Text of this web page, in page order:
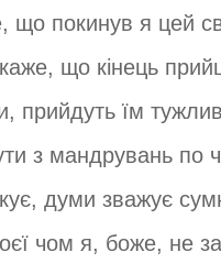
що покинув я цей
що кінець
прийдуть їм
з мандрувань по
думи зважує
чом я, боже, не